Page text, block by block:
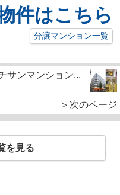
件はこちら
分譲マンション一覧
チサンマンション...
＞次のページ
を見る